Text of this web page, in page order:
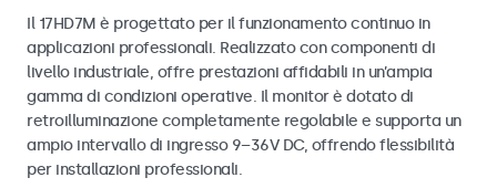
Il 17HD7M è progettato per il funzionamento continuo in
applicazioni professionali. Realizzato con componenti di
livello industriale, offre prestazioni affidabili in un’ampia
gamma di condizioni operative. Il monitor è dotato di
retroilluminazione completamente regolabile e supporta un
ampio intervallo di ingresso 9–36V DC, offrendo flessibilità
per installazioni professionali.